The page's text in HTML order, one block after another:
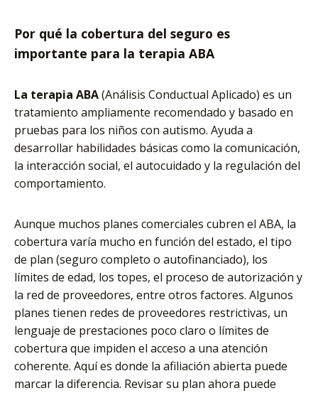
Por qué la cobertura del seguro es
importante para la terapia ABA
La terapia ABA(Análisis Conductual Aplicado) es un
tratamiento ampliamente recomendado y basado en
pruebas para los niños con autismo. Ayuda a
desarrollar habilidades básicas como la comunicación,
la interacción social, el autocuidado y la regulación del
comportamiento.
Aunque muchos planes comerciales cubren el ABA, la
cobertura varía mucho en función del estado, el tipo
de plan (seguro completo o autofinanciado), los
límites de edad, los topes, el proceso de autorización y
la red de proveedores, entre otros factores. Algunos
planes tienen redes de proveedores restrictivas, un
lenguaje de prestaciones poco claro o límites de
cobertura que impiden el acceso a una atención
coherente. Aquí es donde la afiliación abierta puede
marcar la diferencia. Revisar su plan ahora puede